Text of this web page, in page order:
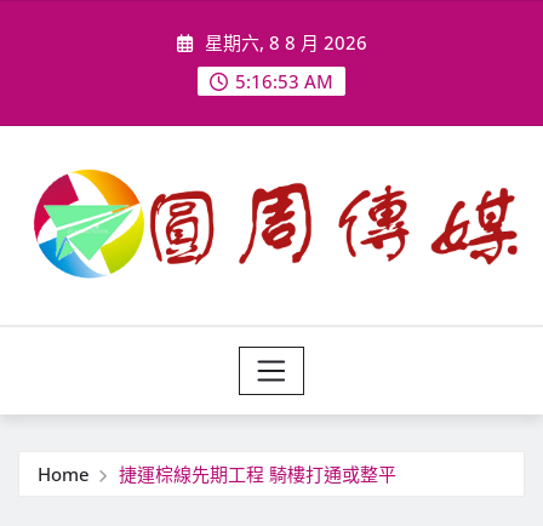
星期六, 8 8 月 2026
5:16:55 AM
Home 捷運棕線先期工程 騎樓打通或整平